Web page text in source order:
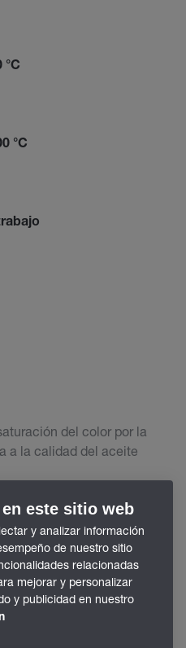
°C
°C
del color por la
a la calidad del aceite
este sitio web
y analizar información
de nuestro sitio
relacionadas
mejorar y personalizar
y publicidad en nuestro